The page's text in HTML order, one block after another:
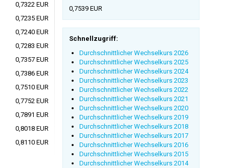
0,7322 EUR
0,7235 EUR
0,7240 EUR
0,7283 EUR
0,7357 EUR
0,7386 EUR
0,7510 EUR
0,7752 EUR
0,7891 EUR
0,8018 EUR
0,8110 EUR
0,7539 EUR
Schnellzugriff:
Durchschnittlicher Wechselkurs 2026
Durchschnittlicher Wechselkurs 2025
Durchschnittlicher Wechselkurs 2024
Durchschnittlicher Wechselkurs 2023
Durchschnittlicher Wechselkurs 2022
Durchschnittlicher Wechselkurs 2021
Durchschnittlicher Wechselkurs 2020
Durchschnittlicher Wechselkurs 2019
Durchschnittlicher Wechselkurs 2018
Durchschnittlicher Wechselkurs 2017
Durchschnittlicher Wechselkurs 2016
Durchschnittlicher Wechselkurs 2015
Durchschnittlicher Wechselkurs 2014